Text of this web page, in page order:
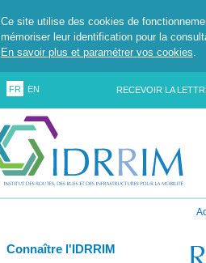
Ce site utilise des cookies de
mémoriser leur identification pour la
En savoir plus et paramétrer vos cookies
FR EN RECEVOIR LA
Connaître l'IDRRIM